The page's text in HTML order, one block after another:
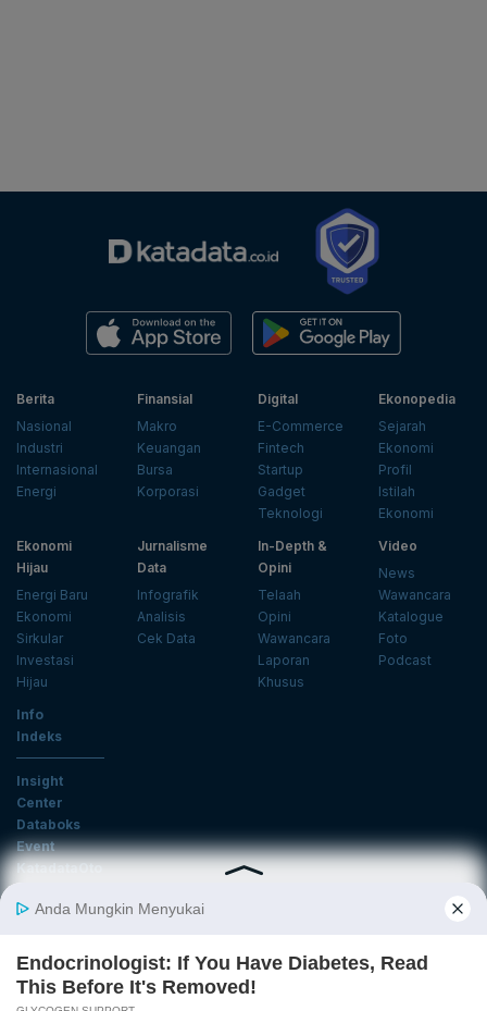
Berita
Nasional
Industri
Internasional
Energi
Finansial
Makro
Keuangan
Bursa
Korporasi
Digital
E-Commerce
Fintech
Startup
Gadget
Teknologi
Ekonopedia
Sejarah
Ekonomi
Profil
Istilah
Ekonomi
Ekonomi
Hijau
Energi Baru
Ekonomi
Sirkular
Investasi
Hijau
Jurnalisme
Data
Infografik
Analisis
Cek Data
In-Depth &
Opini
Telaah
Opini
Wawancara
Laporan
Khusus
Video
News
Wawancara
Katalogue
Foto
Podcast
Info
Indeks
Insight
Center
Databoks
Event
KatadataOto
Email
Daftar